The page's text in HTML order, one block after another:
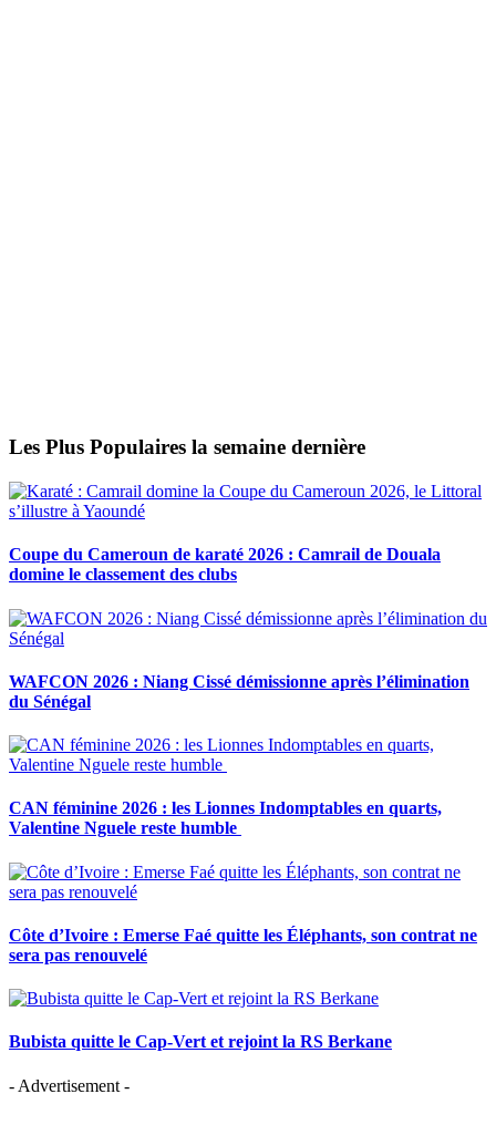
Les Plus Populaires la semaine dernière
Coupe du Cameroun de karaté 2026 : Camrail de Douala
domine le classement des clubs
WAFCON 2026 : Niang Cissé démissionne après l’élimination
du Sénégal
CAN féminine 2026 : les Lionnes Indomptables en quarts,
Valentine Nguele reste humble
Côte d’Ivoire : Emerse Faé quitte les Éléphants, son contrat ne
sera pas renouvelé
Bubista quitte le Cap-Vert et rejoint la RS Berkane
- Advertisement -